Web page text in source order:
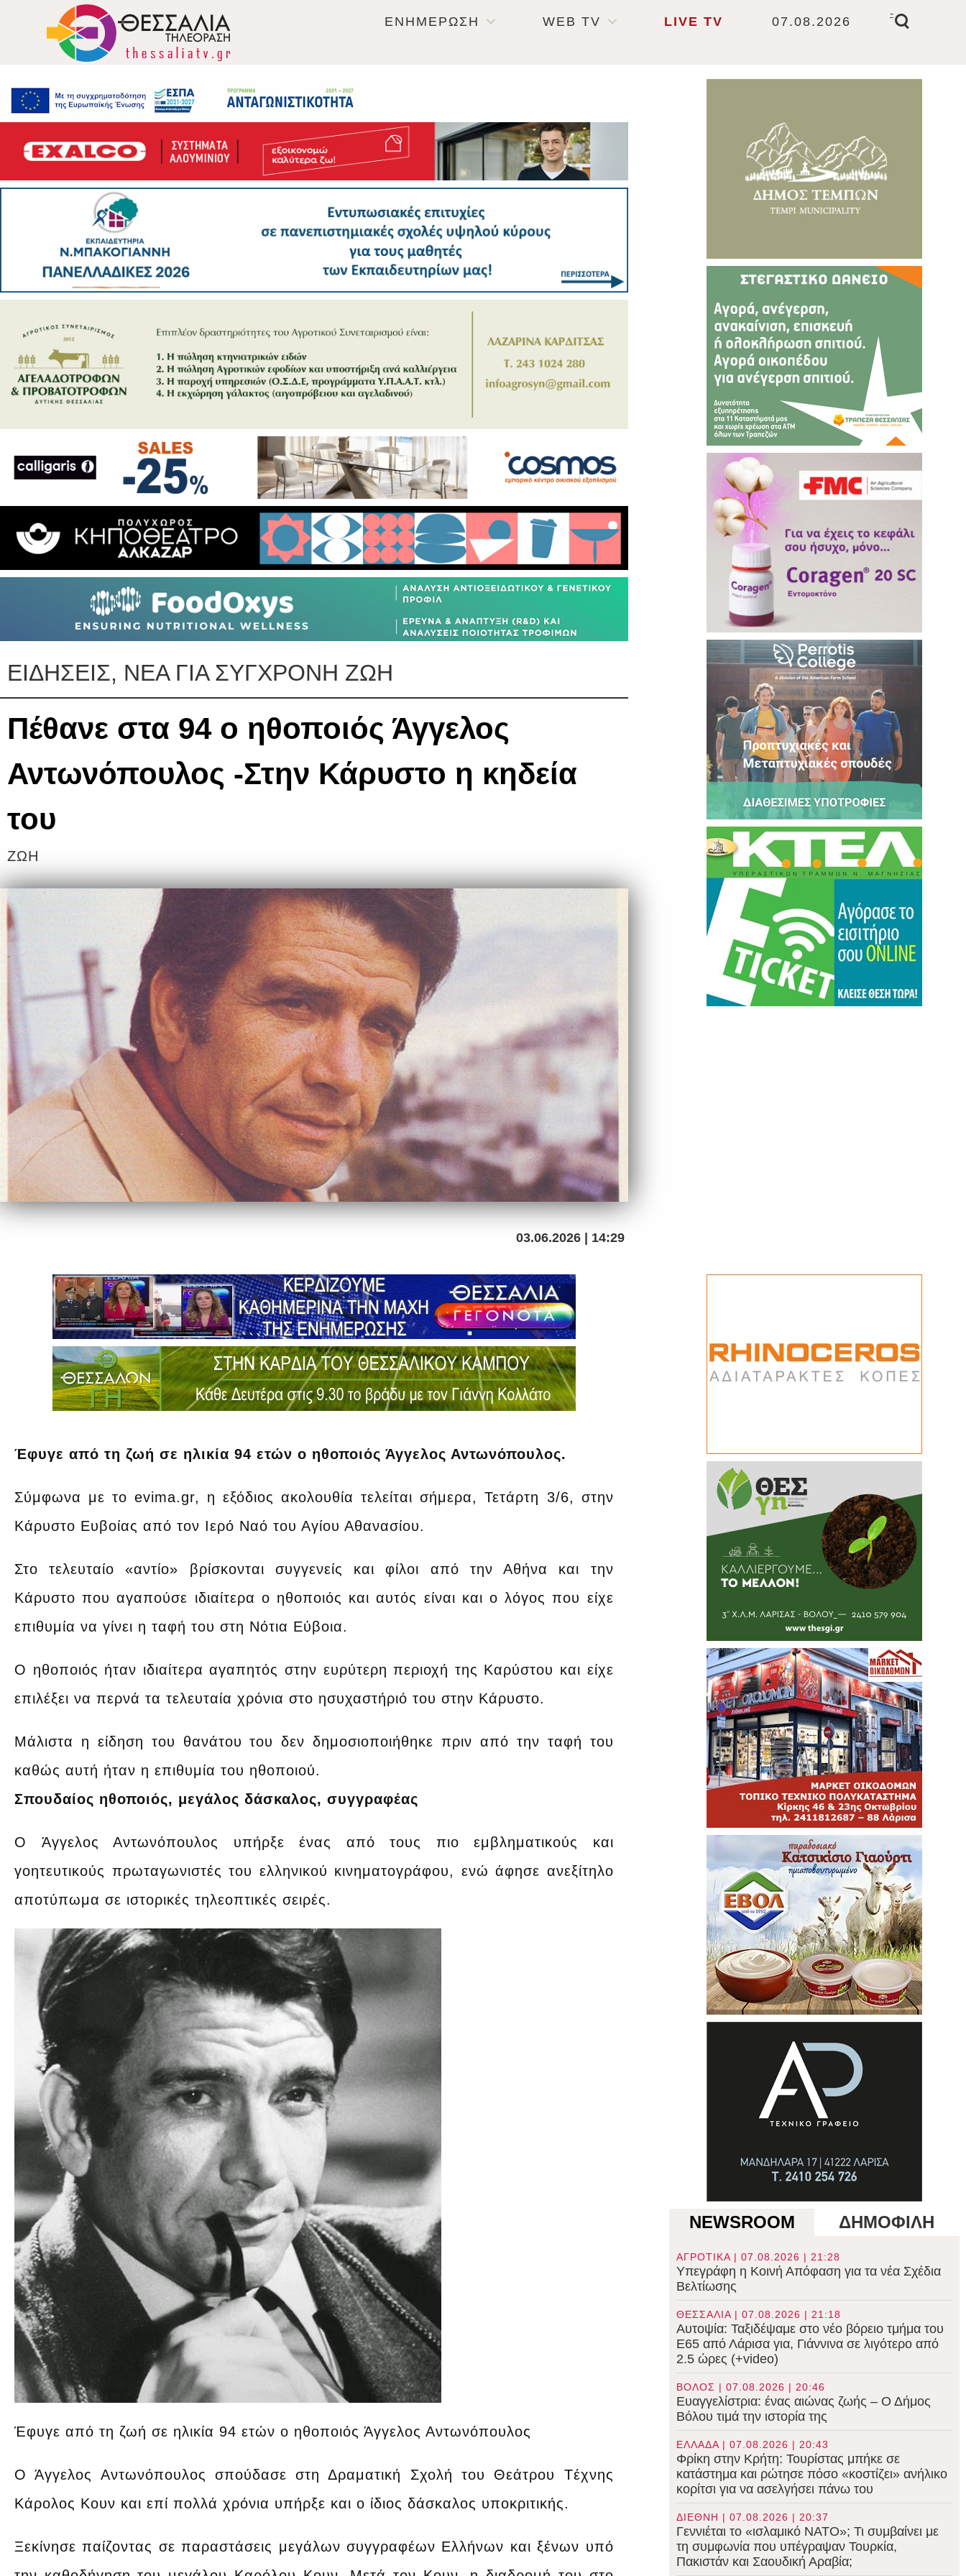
ΕΝΗΜΕΡΩΣΗ WEB TV LIVE TV 07.08.2026
-
ΕΙΔΗΣΕΙΣ, ΝΕΑ ΓΙΑ ΣΥΓΧΡΟΝΗ ΖΩΗ
Πέθανε στα 94 ο ηθοποιός Άγγελος
Αντωνόπουλος -Στην Κάρυστο η κηδεία
του
ΖΩΗ
03.06.2026 | 14:29
Έφυγε από τη ζωή σε ηλικία 94 ετών ο ηθοποιός Άγγελος Αντωνόπουλος.
Σύμφωνα με το evima.gr, η εξόδιος ακολουθία τελείται σήμερα, Τετάρτη 3/6, στην
Κάρυστο Ευβοίας από τον Ιερό Ναό του Αγίου Αθανασίου.
Στο τελευταίο «αντίο» βρίσκονται συγγενείς και φίλοι από την Αθήνα και την
Κάρυστο που αγαπούσε ιδιαίτερα ο ηθοποιός και αυτός είναι και ο λόγος που είχε
επιθυμία να γίνει η ταφή του στη Νότια Εύβοια.
Ο ηθοποιός ήταν ιδιαίτερα αγαπητός στην ευρύτερη περιοχή της Καρύστου και είχε
επιλέξει να περνά τα τελευταία χρόνια στο ησυχαστήριό του στην Κάρυστο.
Μάλιστα η είδηση του θανάτου του δεν δημοσιοποιήθηκε πριν από την ταφή του
καθώς αυτή ήταν η επιθυμία του ηθοποιού.
Σπουδαίος ηθοποιός, μεγάλος δάσκαλος, συγγραφέας
O Άγγελος Αντωνόπουλος υπήρξε ένας από τους πιο εμβληματικούς και
γοητευτικούς πρωταγωνιστές του ελληνικού κινηματογράφου, ενώ άφησε ανεξίτηλο
αποτύπωμα σε ιστορικές τηλεοπτικές σειρές.
Έφυγε από τη ζωή σε ηλικία 94 ετών ο ηθοποιός Άγγελος Αντωνόπουλος
Ο Άγγελος Αντωνόπουλος σπούδασε στη Δραματική Σχολή του Θεάτρου Tέχνης
Κάρολος Κουν και επί πολλά χρόνια υπήρξε και ο ίδιος δάσκαλος υποκριτικής.
Ξεκίνησε παίζοντας σε παραστάσεις μεγάλων συγγραφέων Ελλήνων και ξένων υπό
NEWSROOM ΔΗΜΟΦΙΛΗ
ΑΓΡΟΤΙΚΑ | 07.08.2026 | 21:28
Υπεγράφη η Κοινή Απόφαση για τα νέα Σχέδια
Βελτίωσης
ΘΕΣΣΑΛΙΑ | 07.08.2026 | 21:18
Αυτοψία: Ταξιδέψαμε στο νέο βόρειο τμήμα του
Ε65 από Λάρισα για, Γιάννινα σε λιγότερο από
2.5 ώρες (+video)
ΒΟΛΟΣ | 07.08.2026 | 20:46
Ευαγγελίστρια: ένας αιώνας ζωής – Ο Δήμος
Βόλου τιμά την ιστορία της
ΕΛΛΑΔΑ | 07.08.2026 | 20:43
Φρίκη στην Κρήτη: Τουρίστας μπήκε σε
κατάστημα και ρώτησε πόσο «κοστίζει» ανήλικο
κορίτσι για να ασελγήσει πάνω του
ΔΙΕΘΝΗ | 07.08.2026 | 20:37
Γεννιέται το «ισλαμικό ΝΑΤΟ»; Τι συμβαίνει με
τη συμφωνία που υπέγραψαν Τουρκία,
Πακιστάν και Σαουδική Αραβία;